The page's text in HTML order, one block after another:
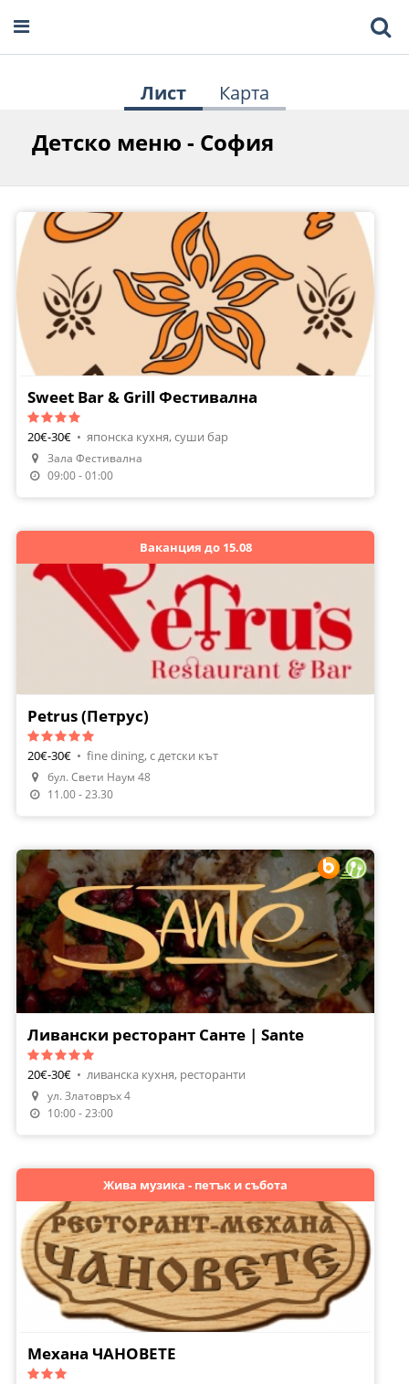
Лист Карта
Детско меню - София
Sweet Bar & Grill Фестивална
20€-30€ • японска кухня, суши бар
Зала Фестивална
09:00 - 01:00
Ваканция до 15.08
Petrus (Петрус)
20€-30€ • fine dining, с детски кът
бул. Свети Наум 48
11.00 - 23.30
Направи Резервация
Поръчай Храна
Ливански ресторант Санте | Sante
20€-30€ • ливанска кухня, ресторанти
ул. Златовръх 4
10:00 - 23:00
Жива музика - петък и събота
Механа ЧАНОВЕТЕ